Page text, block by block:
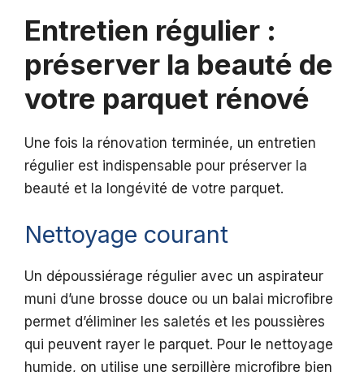
Entretien régulier :
préserver la beauté de
votre parquet rénové
Une fois la rénovation terminée, un entretien
régulier est indispensable pour préserver la
beauté et la longévité de votre parquet.
Nettoyage courant
Un dépoussiérage régulier avec un aspirateur
muni d’une brosse douce ou un balai microfibre
permet d’éliminer les saletés et les poussières
qui peuvent rayer le parquet. Pour le nettoyage
humide, on utilise une serpillère microfibre bien